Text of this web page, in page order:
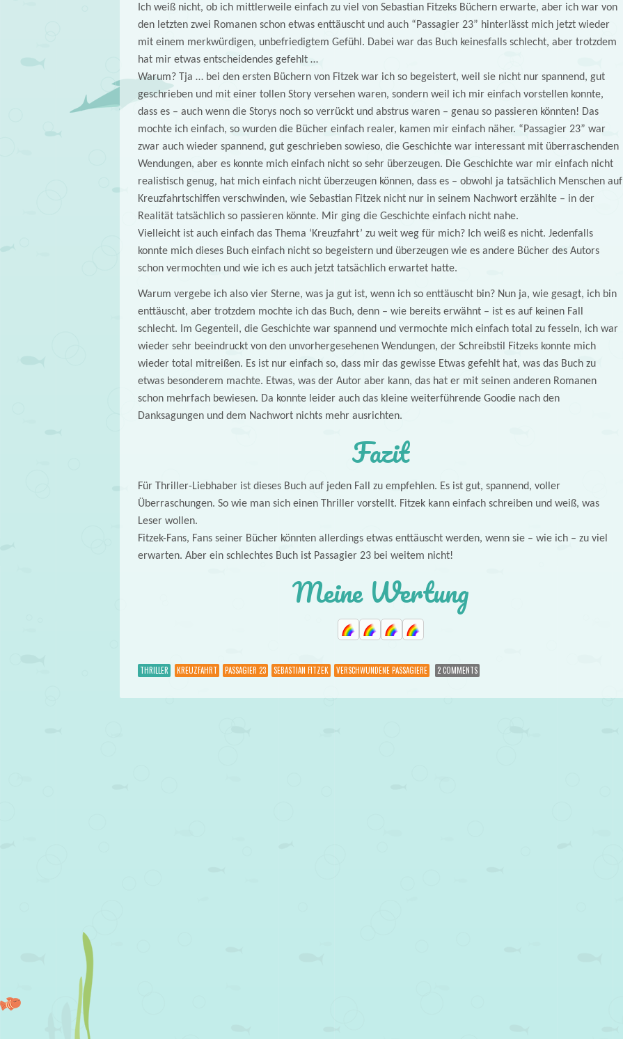
Ich weiß nicht, ob ich mittlerweile einfach zu viel von Sebastian Fitzeks Büchern erwarte, aber ich war von
den letzten zwei Romanen schon etwas enttäuscht und auch “Passagier 23” hinterlässt mich jetzt wieder
mit einem merkwürdigen, unbefriedigtem Gefühl. Dabei war das Buch keinesfalls schlecht, aber trotzdem
hat mir etwas entscheidendes gefehlt …
Warum? Tja … bei den ersten Büchern von Fitzek war ich so begeistert, weil sie nicht nur spannend, gut
geschrieben und mit einer tollen Story versehen waren, sondern weil ich mir einfach vorstellen konnte,
dass es – auch wenn die Storys noch so verrückt und abstrus waren – genau so passieren könnten! Das
mochte ich einfach, so wurden die Bücher einfach realer, kamen mir einfach näher. “Passagier 23” war
zwar auch wieder spannend, gut geschrieben sowieso, die Geschichte war interessant mit überraschenden
Wendungen, aber es konnte mich einfach nicht so sehr überzeugen. Die Geschichte war mir einfach nicht
realistisch genug, hat mich einfach nicht überzeugen können, dass es – obwohl ja tatsächlich Menschen auf
Kreuzfahrtschiffen verschwinden, wie Sebastian Fitzek nicht nur in seinem Nachwort erzählte – in der
Realität tatsächlich so passieren könnte. Mir ging die Geschichte einfach nicht nahe.
Vielleicht ist auch einfach das Thema ‘Kreuzfahrt’ zu weit weg für mich? Ich weiß es nicht. Jedenfalls
konnte mich dieses Buch einfach nicht so begeistern und überzeugen wie es andere Bücher des Autors
schon vermochten und wie ich es auch jetzt tatsächlich erwartet hatte.
Warum vergebe ich also vier Sterne, was ja gut ist, wenn ich so enttäuscht bin? Nun ja, wie gesagt, ich bin
enttäuscht, aber trotzdem mochte ich das Buch, denn – wie bereits erwähnt – ist es auf keinen Fall
schlecht. Im Gegenteil, die Geschichte war spannend und vermochte mich einfach total zu fesseln, ich war
wieder sehr beeindruckt von den unvorhergesehenen Wendungen, der Schreibstil Fitzeks konnte mich
wieder total mitreißen. Es ist nur einfach so, dass mir das gewisse Etwas gefehlt hat, was das Buch zu
etwas besonderem machte. Etwas, was der Autor aber kann, das hat er mit seinen anderen Romanen
schon mehrfach bewiesen. Da konnte leider auch das kleine weiterführende Goodie nach den
Danksagungen und dem Nachwort nichts mehr ausrichten.
Fazit
Für Thriller-Liebhaber ist dieses Buch auf jeden Fall zu empfehlen. Es ist gut, spannend, voller
Überraschungen. So wie man sich einen Thriller vorstellt. Fitzek kann einfach schreiben und weiß, was
Leser wollen.
Fitzek-Fans, Fans seiner Bücher könnten allerdings etwas enttäuscht werden, wenn sie – wie ich – zu viel
erwarten. Aber ein schlechtes Buch ist Passagier 23 bei weitem nicht!
Meine Wertung
THRILLER KREUZFAHRT PASSAGIER 23 SEBASTIAN FITZEK VERSCHWUNDENE PASSAGIERE 2 COMMENTS